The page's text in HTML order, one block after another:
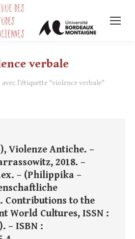
verbale
l’étiquette "violence verbale"
Violenze Antiche. –
2018. –
– (Philippika –
Contributions to the
World Cultures, ISSN :
– ISBN :